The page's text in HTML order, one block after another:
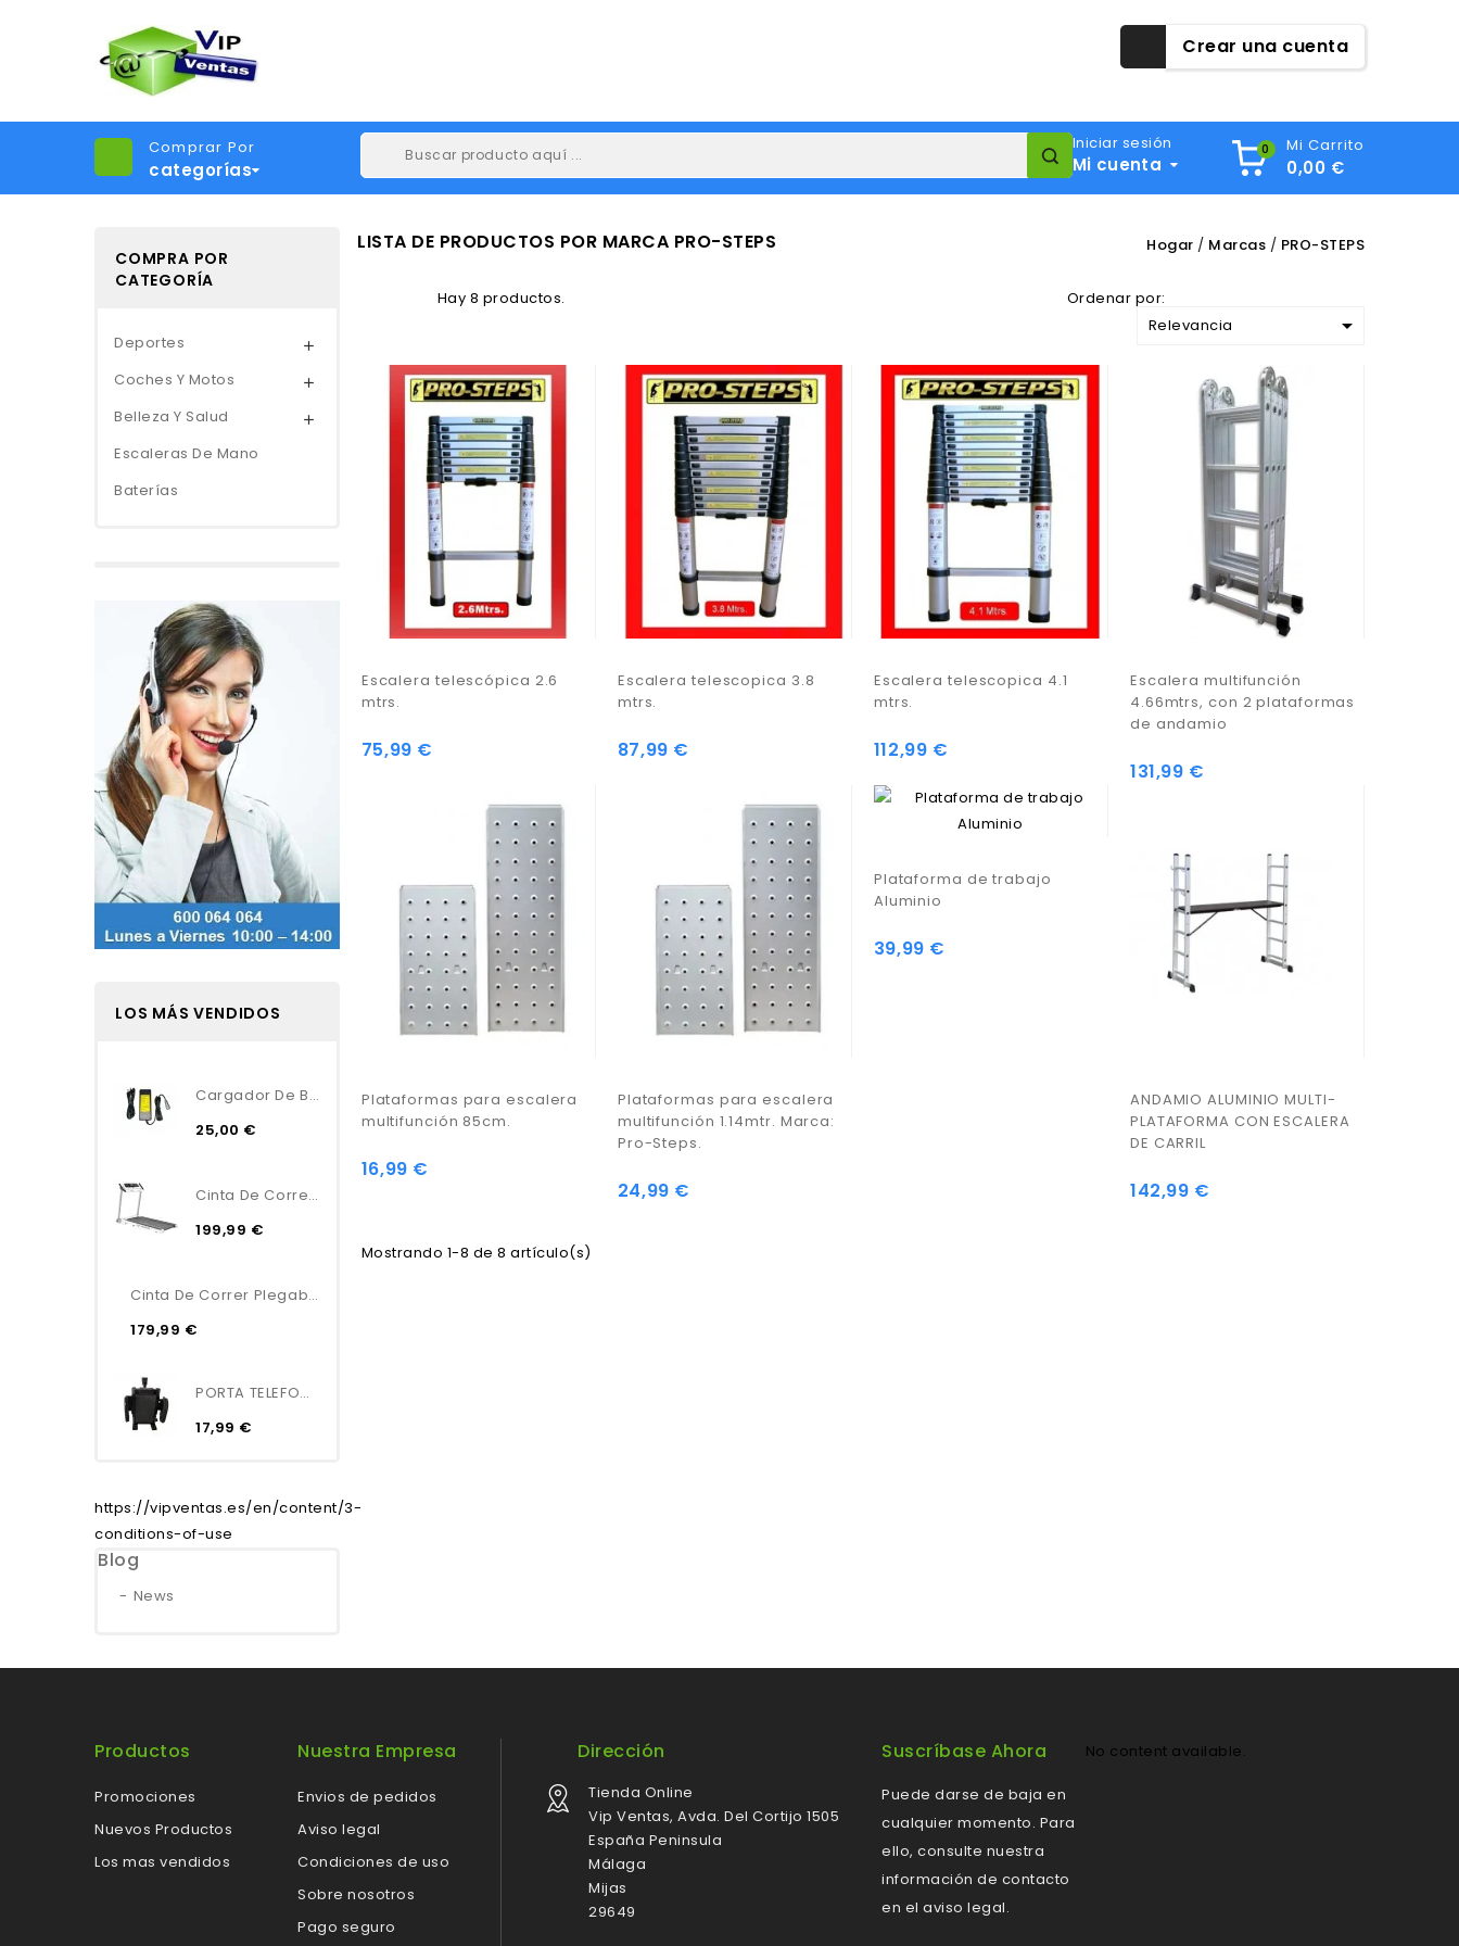
Crear una cuenta
Comprar Por
categorías
0 Mi Carrito
0,00 €
Iniciar sesión
Mi cuenta
COMPRA POR
CATEGORÍA
Deportes 
Coches Y Motos 
Belleza Y Salud 
Escaleras De Mano
Baterías
LOS MÁS VENDIDOS
Cargador De Batería...
25,00 €
Cinta De Correr Plegable...
199,99 €
Cinta De Correr Plegable...
179,99 €
PORTA TELEFONO/GPS
17,99 €
https://vipventas.es/en/content/3-
conditions-of-use
Blog
News
LISTA DE PRODUCTOS POR MARCA PRO-STEPS Hogar Marcas PRO-STEPS
Hay 8 productos.
Ordenar por:
Relevancia

Escalera telescópica 2.6
mtrs.
75,99 €
Escalera telescopica 3.8
mtrs.
87,99 €
Escalera telescopica 4.1
mtrs.
112,99 €
Escalera multifunción
4.66mtrs, con 2 plataformas
de andamio
131,99 €
Plataformas para escalera
multifunción 85cm.
16,99 €
Plataformas para escalera
multifunción 1.14mtr. Marca:
Pro-Steps.
24,99 €
Plataforma de trabajo
Aluminio
39,99 €
ANDAMIO ALUMINIO MULTI-
PLATAFORMA CON ESCALERA
DE CARRIL
142,99 €
Mostrando 1-8 de 8 artículo(s)
Productos
Promociones
Nuevos Productos
Los mas vendidos
Nuestra Empresa
Envios de pedidos
Aviso legal
Condiciones de uso
Sobre nosotros
Pago seguro
Dirección
Tienda Online
Vip Ventas, Avda. Del Cortijo 1505
España Peninsula
Málaga
Mijas
29649
Suscríbase Ahora
Puede darse de baja en
cualquier momento. Para
ello, consulte nuestra
información de contacto
en el aviso legal.
No content available.